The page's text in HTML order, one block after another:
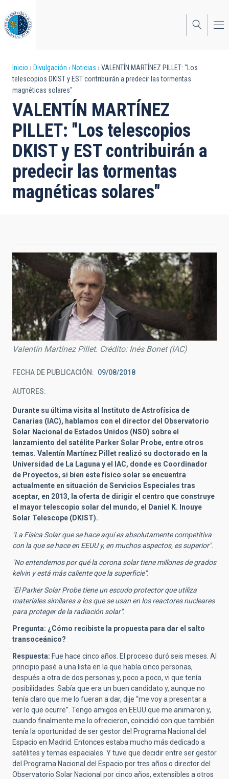
al
contenido
principal
Sobrescribir
enlaces
de
ayuda
a
la
navegación
Inicio Divulgación Noticias
VALENTÍN MARTÍNEZ PILLET: "Los
telescopios DKIST y EST contribuirán a predecir las tormentas
magnéticas solares"
VALENTÍN MARTÍNEZ
PILLET: "Los telescopios
DKIST y EST contribuirán a
predecir las tormentas
magnéticas solares"
Valentín Martínez Pillet. Crédito: Inés Bonet (IAC)
FECHA DE PUBLICACIÓN 09/08/2018
AUTORES
Durante su última visita al Instituto de Astrofísica de
Canarias (IAC), hablamos con el director del Observatorio
Solar Nacional de Estados Unidos (NSO) sobre el
lanzamiento del satélite Parker Solar Probe, entre otros
temas. Valentín Martínez Pillet realizó su doctorado en la
Universidad de La Laguna y el IAC, donde es Coordinador
de Proyectos, si bien este físico solar se encuentra
actualmente en situación de Servicios Especiales tras
aceptar, en 2013, la oferta de dirigir el centro que construye
el mayor telescopio solar del mundo, el Daniel K. Inouye
Solar Telescope (DKIST).
"La Física Solar que se hace aquí es absolutamente competitiva
con la que se hace en EEUU y, en muchos aspectos, es superior".
"No entendemos por qué la corona solar tiene millones de grados
kelvin y está más caliente que la superficie".
"El Parker Solar Probe tiene un escudo protector que utiliza
materiales similares a los que se usan en los reactores nucleares
para proteger de la radiación solar".
Pregunta: ¿Cómo recibiste la propuesta para dar el salto
transoceánico?
Respuesta: Fue hace cinco años. El proceso duró seis meses. Al
principio pasé a una lista en la que había cinco personas,
después a otra de dos personas y, poco a poco, vi que tenía
posibilidades. Sabía que era un buen candidato y, aunque no
tenía claro que me lo fueran a dar, dije “me voy a presentar a
ver lo que ocurre”. Tengo amigos en EEUU que me animaron y,
cuando finalmente me lo ofrecieron, coincidió con que también
tenía la oportunidad de ser gestor del Programa Nacional del
Espacio en Madrid. Entonces estaba mucho más dedicado a
satélites y temas espaciales. Y tuve que decidir entre ser gestor
del Programa Nacional del Espacio por tres años o director del
Observatorio Solar Nacional por cinco años, extensibles a otros